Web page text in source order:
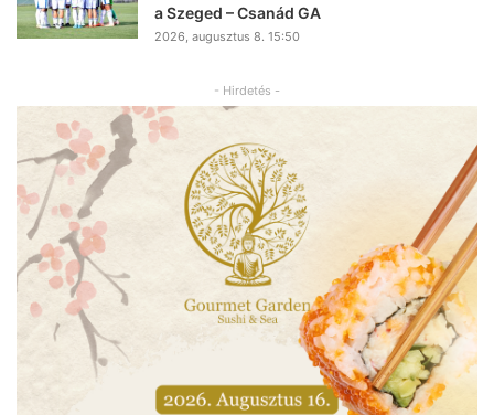
a Szeged – Csanád GA
2026, augusztus 8. 15:50
- Hirdetés -